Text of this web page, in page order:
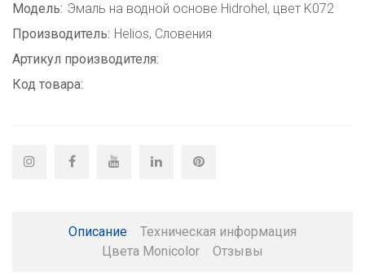
Модель: Эмаль на водной основе Hidrohel, цвет K072
Производитель: Helios, Словения
Артикул производителя:
Код товара:
Описание
Техническая информация
Цвета Monicolor
Отзывы